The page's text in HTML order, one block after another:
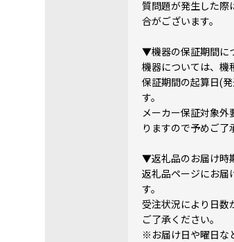
質問題が発生した際
合がございます。
▼機器の保証期間に
機器については、機
保証期間の起算日(
す。
メーカー保証対象外
りますので予めご了
▼返礼品のお届け時
返礼品ページにお届
す。
受注状況により日数
ご了承ください。
※お届け日や曜日な